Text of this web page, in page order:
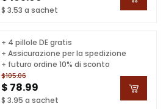
$ 3.53 a sachet
$105.06
$ 78.99
$ 3.95 a sachet
+ 4 pillole DE gratis
+ Assicurazione per la spedizione
+ futuro ordine 10% di sconto